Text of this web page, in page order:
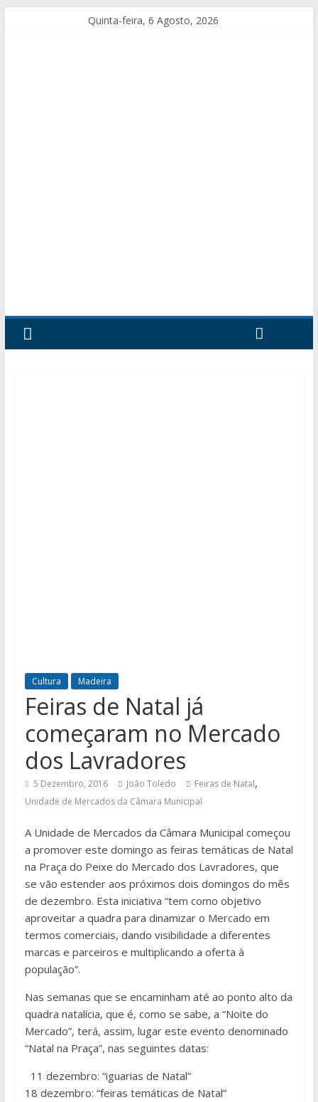
Quinta-feira, 6 Agosto, 2026
Cultura Madeira
Feiras de Natal já
começaram no Mercado
dos Lavradores
5 Dezembro, 2016 João Toledo Feiras de Natal,
Unidade de Mercados da Câmara Municipal
A Unidade de Mercados da Câmara Municipal começou
a promover este domingo as feiras temáticas de Natal
na Praça do Peixe do Mercado dos Lavradores, que
se vão estender aos próximos dois domingos do mês
de dezembro. Esta iniciativa “tem como objetivo
aproveitar a quadra para dinamizar o Mercado em
termos comerciais, dando visibilidade a diferentes
marcas e parceiros e multiplicando a oferta à
população”.
Nas semanas que se encaminham até ao ponto alto da
quadra natalícia, que é, como se sabe, a “Noite do
Mercado”, terá, assim, lugar este evento denominado
“Natal na Praça”, nas seguintes datas:
11 dezembro: “iguarias de Natal”
18 dezembro: “feiras temáticas de Natal”